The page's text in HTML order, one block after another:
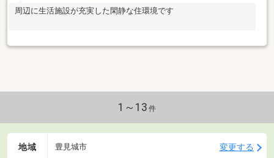
周辺に生活施設が充実した閑静な住環境です
1～13 件
地域 豊見城市 変更する